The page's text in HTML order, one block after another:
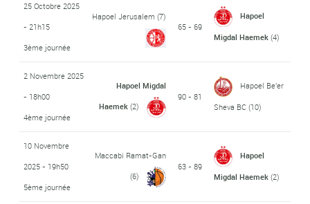
25 Octobre 2025
- 21h15
3ème journée
Hapoel Jerusalem (7)
65 - 69
Hapoel
Migdal Haemek(4)
2 Novembre 2025
- 18h00
4ème journée
Hapoel Migdal
Haemek (2)
90 - 81
Hapoel Be'er
Sheva BC(10)
10 Novembre
2025 - 19h50
5ème journée
Maccabi Ramat-Gan
(6)
63 - 89
Hapoel
Migdal Haemek(2)